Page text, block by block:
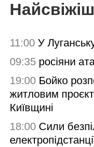
11:00 У
09:35 росіяни
19:00 Бойко
житловим
Київщині
18:00 Сили